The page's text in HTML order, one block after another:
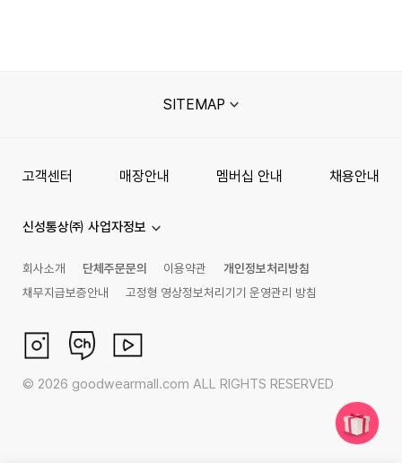
SITEMAP
고객센터 매장안내 멤버십 안내 채용안내
신성통상㈜ 사업자정보
회사소개 단체주문문의 이용약관
개인정보처리방침
채무지급보증안내
고정형 영상정보처리기기 운영관리 방침
© 2026 goodwearmall.com ALL RIGHTS RESERVED